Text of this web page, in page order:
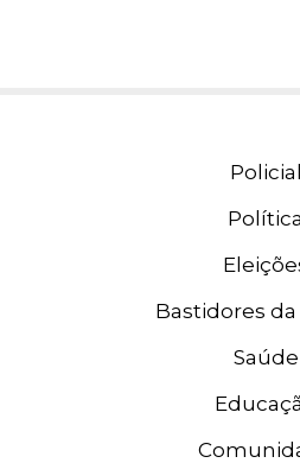
Policial
Política
Bastidores
Saúde